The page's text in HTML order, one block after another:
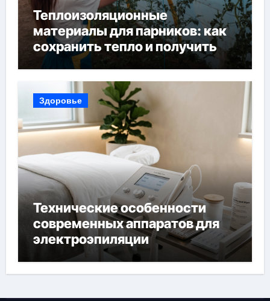
Теплоизоляционные
материалы для парников: как
сохранить тепло и получить
богатый урожай
Здоровье
Технические особенности
современных аппаратов для
электроэпиляции